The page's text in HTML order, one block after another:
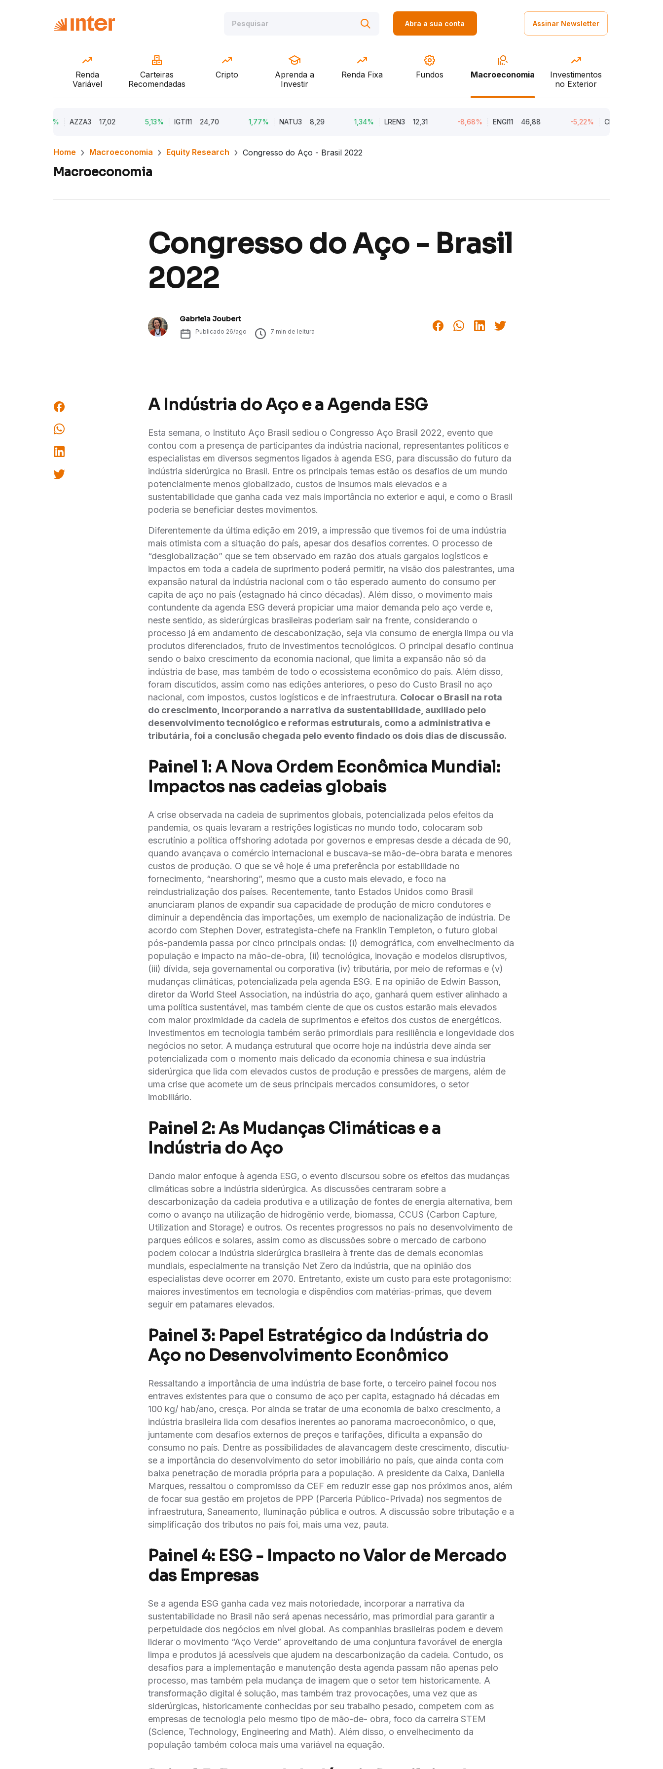
Abra a sua conta Assinar Newsletter
Renda
Variável
Carteiras
Recomendadas
Cripto
Aprenda a
Investir
Renda Fixa Fundos Macroeconomia
Investimentos
no Exterior
AZZA3 17,02 IGTI11 24,70 NATU3 8,29 LREN3 12,31 -8,68% ENGI11 46,88 -5,22% CMIN3
Home Macroeconomia Equity Research Congresso do Aço - Brasil 2022
Macroeconomia
Congresso do Aço - Brasil
2022
Gabriela Joubert
Publicado 26/ago 7 min de leitura
A Indústria do Aço e a Agenda ESG
Esta semana, o Instituto Aço Brasil sediou o Congresso Aço Brasil 2022, evento que
contou com a presença de participantes da indústria nacional, representantes políticos e
especialistas em diversos segmentos ligados à agenda ESG, para discussão do futuro da
indústria siderúrgica no Brasil. Entre os principais temas estão os desafios de um mundo
potencialmente menos globalizado, custos de insumos mais elevados e a
sustentabilidade que ganha cada vez mais importância no exterior e aqui, e como o Brasil
poderia se beneficiar destes movimentos.
Diferentemente da última edição em 2019, a impressão que tivemos foi de uma indústria
mais otimista com a situação do país, apesar dos desafios correntes. O processo de
“desglobalização” que se tem observado em razão dos atuais gargalos logísticos e
impactos em toda a cadeia de suprimento poderá permitir, na visão dos palestrantes, uma
expansão natural da indústria nacional com o tão esperado aumento do consumo per
capita de aço no país (estagnado há cinco décadas). Além disso, o movimento mais
contundente da agenda ESG deverá propiciar uma maior demanda pelo aço verde e,
neste sentido, as siderúrgicas brasileiras poderiam sair na frente, considerando o
processo já em andamento de descabonização, seja via consumo de energia limpa ou via
produtos diferenciados, fruto de investimentos tecnológicos. O principal desafio continua
sendo o baixo crescimento da economia nacional, que limita a expansão não só da
indústria de base, mas também de todo o ecossistema econômico do país. Além disso,
foram discutidos, assim como nas edições anteriores, o peso do Custo Brasil no aço
nacional, com impostos, custos logísticos e de infraestrutura. Colocar o Brasil na rota
do crescimento, incorporando a narrativa da sustentabilidade, auxiliado pelo
desenvolvimento tecnológico e reformas estruturais, como a administrativa e
tributária, foi a conclusão chegada pelo evento findado os dois dias de discussão.
Painel 1: A Nova Ordem Econômica Mundial:
Impactos nas cadeias globais
A crise observada na cadeia de suprimentos globais, potencializada pelos efeitos da
pandemia, os quais levaram a restrições logísticas no mundo todo, colocaram sob
escrutínio a política offshoring adotada por governos e empresas desde a década de 90,
quando avançava o comércio internacional e buscava-se mão-de-obra barata e menores
custos de produção. O que se vê hoje é uma preferência por estabilidade no
fornecimento, “nearshoring”, mesmo que a custo mais elevado, e foco na
reindustrialização dos países. Recentemente, tanto Estados Unidos como Brasil
anunciaram planos de expandir sua capacidade de produção de micro condutores e
diminuir a dependência das importações, um exemplo de nacionalização de indústria. De
acordo com Stephen Dover, estrategista-chefe na Franklin Templeton, o futuro global
pós-pandemia passa por cinco principais ondas: (i) demográfica, com envelhecimento da
população e impacto na mão-de-obra, (ii) tecnológica, inovação e modelos disruptivos,
(iii) dívida, seja governamental ou corporativa (iv) tributária, por meio de reformas e (v)
mudanças climáticas, potencializada pela agenda ESG. E na opinião de Edwin Basson,
diretor da World Steel Association, na indústria do aço, ganhará quem estiver alinhado a
uma política sustentável, mas também ciente de que os custos estarão mais elevados
com maior proximidade da cadeia de suprimentos e efeitos dos custos de energéticos.
Investimentos em tecnologia também serão primordiais para resiliência e longevidade dos
negócios no setor. A mudança estrutural que ocorre hoje na indústria deve ainda ser
potencializada com o momento mais delicado da economia chinesa e sua indústria
siderúrgica que lida com elevados custos de produção e pressões de margens, além de
uma crise que acomete um de seus principais mercados consumidores, o setor
imobiliário.
Painel 2: As Mudanças Climáticas e a
Indústria do Aço
Dando maior enfoque à agenda ESG, o evento discursou sobre os efeitos das mudanças
climáticas sobre a indústria siderúrgica. As discussões centraram sobre a
descarbonização da cadeia produtiva e a utilização de fontes de energia alternativa, bem
como o avanço na utilização de hidrogênio verde, biomassa, CCUS (Carbon Capture,
Utilization and Storage) e outros. Os recentes progressos no país no desenvolvimento de
parques eólicos e solares, assim como as discussões sobre o mercado de carbono
podem colocar a indústria siderúrgica brasileira à frente das de demais economias
mundiais, especialmente na transição Net Zero da indústria, que na opinião dos
especialistas deve ocorrer em 2070. Entretanto, existe um custo para este protagonismo:
maiores investimentos em tecnologia e dispêndios com matérias-primas, que devem
seguir em patamares elevados.
Painel 3: Papel Estratégico da Indústria do
Aço no Desenvolvimento Econômico
Ressaltando a importância de uma indústria de base forte, o terceiro painel focou nos
entraves existentes para que o consumo de aço per capita, estagnado há décadas em
100 kg/ hab/ano, cresça. Por ainda se tratar de uma economia de baixo crescimento, a
indústria brasileira lida com desafios inerentes ao panorama macroeconômico, o que,
juntamente com desafios externos de preços e tarifações, dificulta a expansão do
consumo no país. Dentre as possibilidades de alavancagem deste crescimento, discutiu-
se a importância do desenvolvimento do setor imobiliário no país, que ainda conta com
baixa penetração de moradia própria para a população. A presidente da Caixa, Daniella
Marques, ressaltou o compromisso da CEF em reduzir esse gap nos próximos anos, além
de focar sua gestão em projetos de PPP (Parceria Público-Privada) nos segmentos de
infraestrutura, Saneamento, Iluminação pública e outros. A discussão sobre tributação e a
simplificação dos tributos no país foi, mais uma vez, pauta.
Painel 4: ESG - Impacto no Valor de Mercado
das Empresas
Se a agenda ESG ganha cada vez mais notoriedade, incorporar a narrativa da
sustentabilidade no Brasil não será apenas necessário, mas primordial para garantir a
perpetuidade dos negócios em nível global. As companhias brasileiras podem e devem
liderar o movimento “Aço Verde” aproveitando de uma conjuntura favorável de energia
limpa e produtos já acessíveis que ajudem na descarbonização da cadeia. Contudo, os
desafios para a implementação e manutenção desta agenda passam não apenas pelo
processo, mas também pela mudança de imagem que o setor tem historicamente. A
transformação digital é solução, mas também traz provocações, uma vez que as
siderúrgicas, historicamente conhecidas por seu trabalho pesado, competem com as
empresas de tecnologia pelo mesmo tipo de mão-de- obra, foco da carreira STEM
(Science, Technology, Engineering and Math). Além disso, o envelhecimento da
população também coloca mais uma variável na equação.